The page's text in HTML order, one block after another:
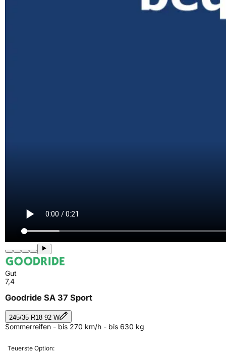
Gut
7,4
Goodride SA 37 Sport
245/35 R18 92 W
Sommerreifen - bis 270 km/h - bis 630 kg
Teuerste Option: